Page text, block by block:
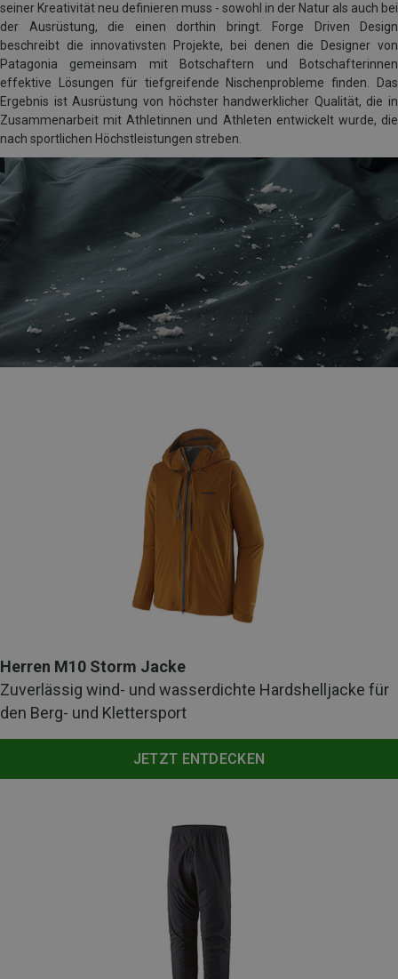
seiner Kreativität neu definieren muss - sowohl in der Natur als auch bei
der Ausrüstung, die einen dorthin bringt. Forge Driven Design
beschreibt die innovativsten Projekte, bei denen die Designer von
Patagonia gemeinsam mit Botschaftern und Botschafterinnen
effektive Lösungen für tiefgreifende Nischenprobleme finden. Das
Ergebnis ist Ausrüstung von höchster handwerklicher Qualität, die in
Zusammenarbeit mit Athletinnen und Athleten entwickelt wurde, die
nach sportlichen Höchstleistungen streben.
Herren M10 Storm Jacke
Zuverlässig wind- und wasserdichte Hardshelljacke für
den Berg- und Klettersport
JETZT ENTDECKEN